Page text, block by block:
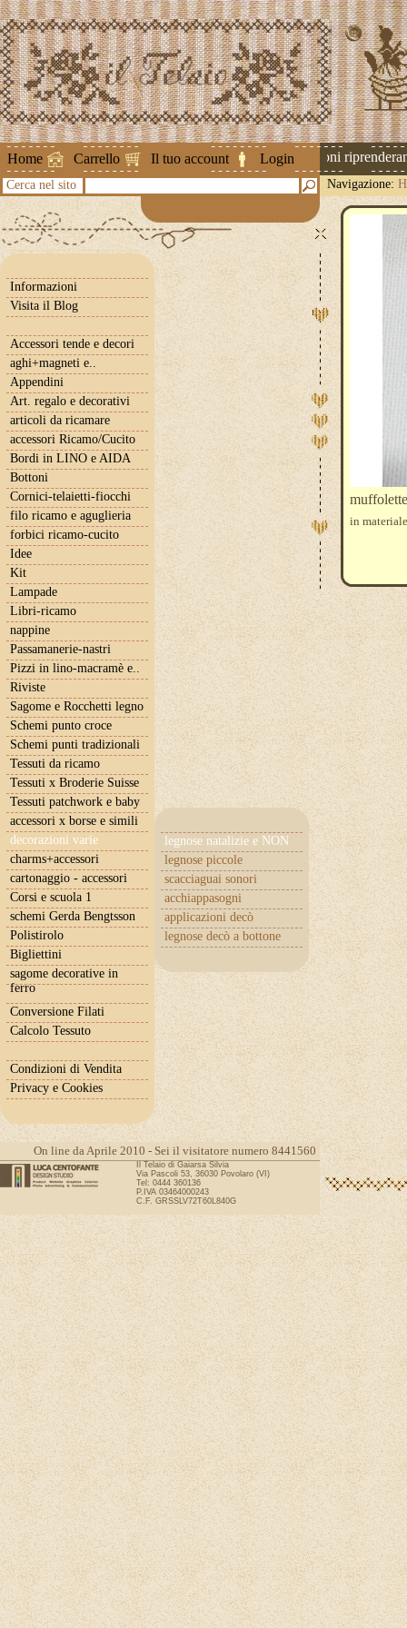
Home Carrello Il tuo account Login
Attenzione ! Le spedizioni
Cerca nel sito Navigazione:
Informazioni
Visita il Blog
Accessori tende e decori
aghi+magneti e..
Appendini
Art. regalo e decorativi
articoli da ricamare
accessori Ricamo/Cucito
Bordi in LINO e AIDA
Bottoni
Cornici-telaietti-fiocchi
filo ricamo e aguglieria
forbici ricamo-cucito
Idee
Kit
Lampade
Libri-ricamo
nappine
Passamanerie-nastri
Pizzi in lino-macramè e..
Riviste
Sagome e Rocchetti legno
Schemi punto croce
Schemi punti tradizionali
Tessuti da ricamo
Tessuti x Broderie Suisse
Tessuti patchwork e baby
accessori x borse e simili
decorazioni varie
legnose natalizie e NON
legnose piccole
scacciaguai sonori
acchiappasogni
applicazioni decò
legnose decò a bottone
charms+accessori
cartonaggio - accessori
Corsi e scuola 1
schemi Gerda Bengtsson
Polistirolo
Bigliettini
sagome decorative in
ferro
Conversione Filati
Calcolo Tessuto
Condizioni di Vendita
Privacy e Cookies
in
On line da Aprile 2010 - Sei il visitatore numero 8441560
Il Telaio di Gaiarsa Silvia
Via Pascoli 53, 36030 Povolaro (VI)
Tel: 0444 360136
P.IVA 03464000243
C.F. GRSSLV72T60L840G